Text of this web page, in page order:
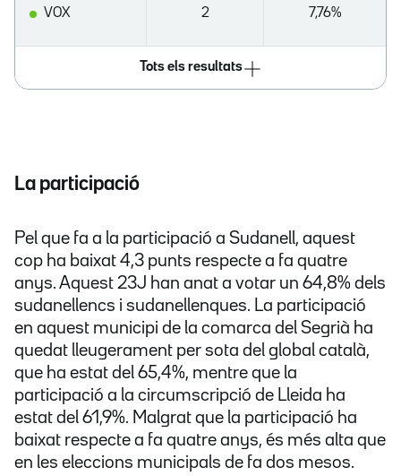
VOX 2 7,76%
Tots els resultats
La participació
Pel que fa a la participació a Sudanell, aquest
cop ha baixat 4,3 punts respecte a fa quatre
anys. Aquest 23J han anat a votar un 64,8% dels
sudanellencs i sudanellenques. La participació
en aquest municipi de la comarca del Segrià ha
quedat lleugerament per sota del global català,
que ha estat del 65,4%, mentre que la
participació a la circumscripció de Lleida ha
estat del 61,9%. Malgrat que la participació ha
baixat respecte a fa quatre anys, és més alta que
en les eleccions municipals de fa dos mesos.